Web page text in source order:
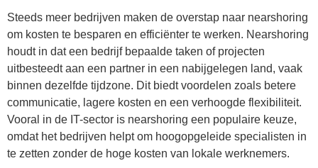
Steeds meer bedrijven maken de overstap naar nearshoring
om kosten te besparen en efficiënter te werken. Nearshoring
houdt in dat een bedrijf bepaalde taken of projecten
uitbesteedt aan een partner in een nabijgelegen land, vaak
binnen dezelfde tijdzone. Dit biedt voordelen zoals betere
communicatie, lagere kosten en een verhoogde flexibiliteit.
Vooral in de IT-sector is nearshoring een populaire keuze,
omdat het bedrijven helpt om hoogopgeleide specialisten in
te zetten zonder de hoge kosten van lokale werknemers.